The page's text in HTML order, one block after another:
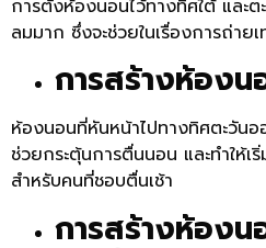
การตั้งห้องนอนไว้ทางทิศใต้ และต
ลมมาก ซึ่งจะช่วยในเรื่องการถ่าย
การสร้างห้อง
ห้องนอนที่หันหน้าไปทางทิศตะวันอ
ช่วยกระตุ้นการตื่นนอน และทำให้เ
สำหรับคนที่ชอบตื่นเช้า
การสร้างห้องน